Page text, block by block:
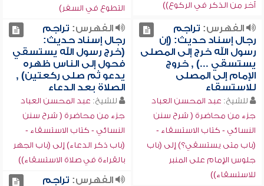
آخر من الذكر في الركوع))
التطوع في السفر)
الفهرس: تراجم
رجال إسناد حديث: (إن
رسول الله خرج إلى المصلى
يستسقي ...) , خروج
الإمام إلى المصلى
للاستسقاء
للشيخ: عبد المحسن العباد
جزء من محاضرة ( شرح سنن
النسائي - كتاب الاستسقاء -
(باب متى يستسقي؟) إلى (باب
جلوس الإمام على المنبر
للاستسقاء))
الفهرس: تراجم
رجال إسناد حديث:
(خرج رسول الله يستسقي
فحول إلى الناس ظهره
يدعو ثم صلى ركعتين) ,
الصلاة بعد الدعاء
للشيخ: عبد المحسن العباد
جزء من محاضرة ( شرح سنن
النسائي - كتاب الاستسقاء -
(باب ذكر الدعاء) إلى (باب الجهر
بالقراءة في صلاة الاستسقاء))
الفهرس: تراجم